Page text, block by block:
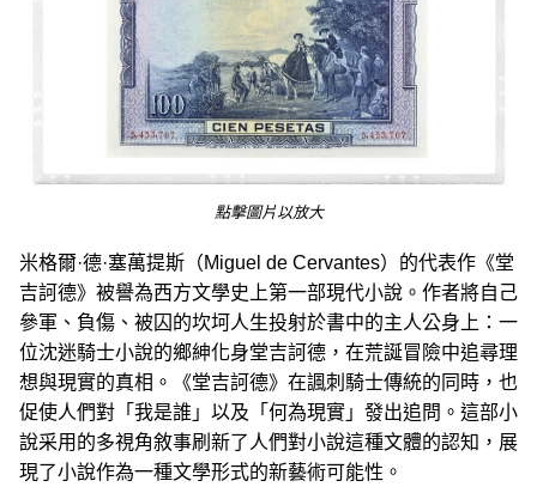
點擊圖片以放大
米格爾·德·塞萬提斯（Miguel de Cervantes）的代表作《堂
吉訶德》被譽為西方文學史上第一部現代小說。作者將自己
參軍、負傷、被囚的坎坷人生投射於書中的主人公身上：一
位沈迷騎士小說的鄉紳化身堂吉訶德，在荒誕冒險中追尋理
想與現實的真相。《堂吉訶德》在諷刺騎士傳統的同時，也
促使人們對「我是誰」以及「何為現實」發出追問。這部小
說采用的多視角敘事刷新了人們對小說這種文體的認知，展
現了小說作為一種文學形式的新藝術可能性。